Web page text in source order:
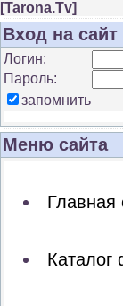
[Tarona.Tv]
Вход на сайт
Логин:
Пароль:
запомнить
Меню сайта
Главная
Каталог